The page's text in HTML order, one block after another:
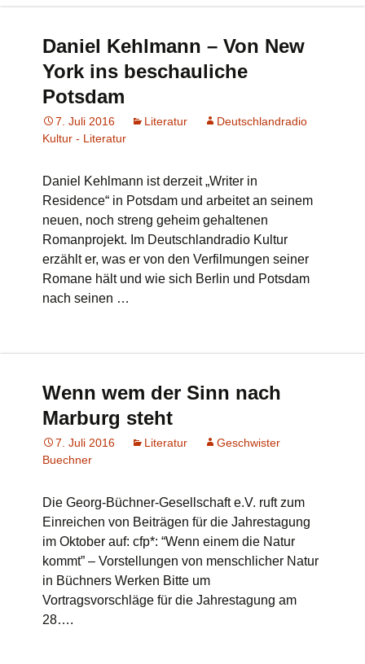
Daniel Kehlmann – Von New
York ins beschauliche
Potsdam
7. Juli 2016 Literatur
Deutschlandradio
Kultur - Literatur
Daniel Kehlmann ist derzeit „Writer in
Residence“ in Potsdam und arbeitet an seinem
neuen, noch streng geheim gehaltenen
Romanprojekt. Im Deutschlandradio Kultur
erzählt er, was er von den Verfilmungen seiner
Romane hält und wie sich Berlin und Potsdam
nach seinen …
Wenn wem der Sinn nach
Marburg steht
7. Juli 2016 Literatur
Geschwister
Buechner
Die Georg-Büchner-Gesellschaft e.V. ruft zum
Einreichen von Beiträgen für die Jahrestagung
im Oktober auf: cfp*: “Wenn einem die Natur
kommt” – Vorstellungen von menschlicher Natur
in Büchners Werken Bitte um
Vortragsvorschläge für die Jahrestagung am
28….